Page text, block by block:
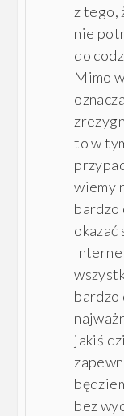
z tego,
nie
do
Mimo
to w
wiemy
bardzo
okazać
bardzo
jakiś
bez